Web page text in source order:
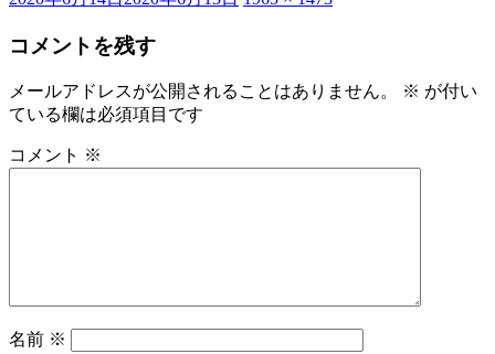
日:
ズ
コメントを残す
メールアドレスが公開されることはありません。 ※ が付い
ている欄は必須項目です
コメント ※
名前 ※